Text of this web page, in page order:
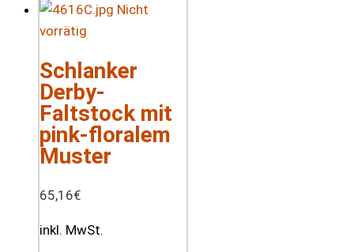
Nicht
vorrätig
Schlanker
Derby-
Faltstock mit
pink-floralem
Muster
65,16€
inkl. MwSt.